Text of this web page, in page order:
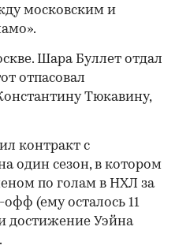
московским и
Шара Буллет отдал
отпасовал
Тюкавину,
контракт с
один сезон, в котором
по голам в НХЛ за
(ему осталось 11
достижение Уэйна